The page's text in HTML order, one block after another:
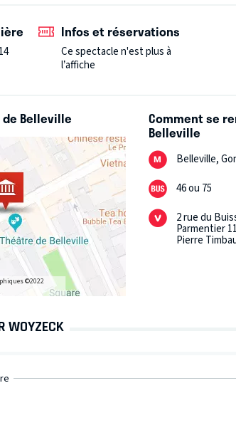
Infos et réservations
Ce spectacle n'est plus à
l’affiche
de Belleville
©2022
Comment se
Belleville
Belleville,
46 ou 75
2 rue du
Parmentier
Pierre
WOYZECK